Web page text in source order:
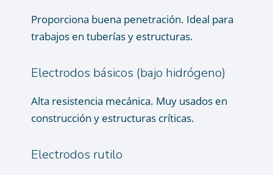
Proporciona buena penetración. Ideal para
trabajos en tuberías y estructuras.
Electrodos básicos (bajo hidrógeno)
Alta resistencia mecánica. Muy usados en
construcción y estructuras críticas.
Electrodos rutilo